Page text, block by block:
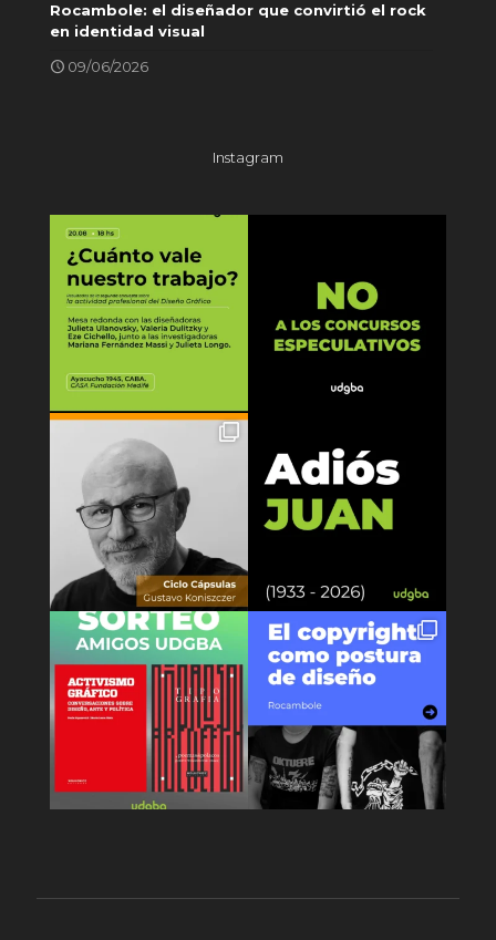
Rocambole: el diseñador que convirtió el rock
en identidad visual
09/06/2026
Instagram